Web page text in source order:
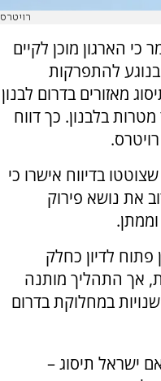
רויטרס
כי הארגון מוכן לקיים
בנוגע להתפרקות
מאזורים בדרום לבנון
בלבנון. כך דווח
בדיווח אישרו כי
את נושא פירוק
פתוח לדיון כחלק
אך התהליך מותנה
במחלוקת בדרום
ישראל תיסוג –